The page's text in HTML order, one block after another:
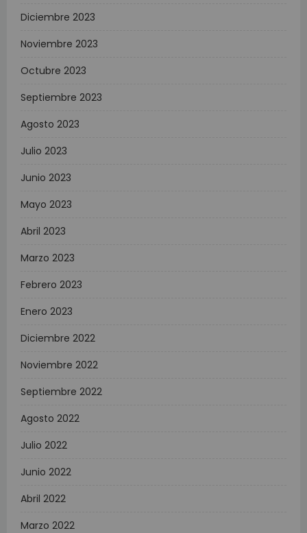
Diciembre 2023
Noviembre 2023
Octubre 2023
Septiembre 2023
Agosto 2023
Julio 2023
Junio 2023
Mayo 2023
Abril 2023
Marzo 2023
Febrero 2023
Enero 2023
Diciembre 2022
Noviembre 2022
Septiembre 2022
Agosto 2022
Julio 2022
Junio 2022
Abril 2022
Marzo 2022